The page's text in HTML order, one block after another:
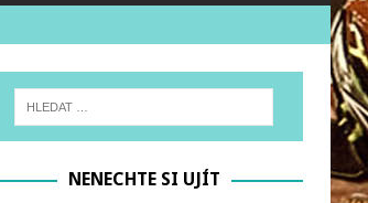
NENECHTE SI UJÍT